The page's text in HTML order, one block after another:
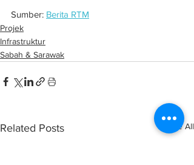
Sumber: Berita RTM
Projek
Infrastruktur
Sabah & Sarawak
Related Posts See All